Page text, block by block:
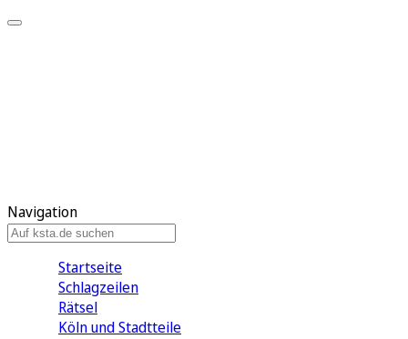
Navigation
Startseite
Schlagzeilen
Rätsel
Köln und Stadtteile